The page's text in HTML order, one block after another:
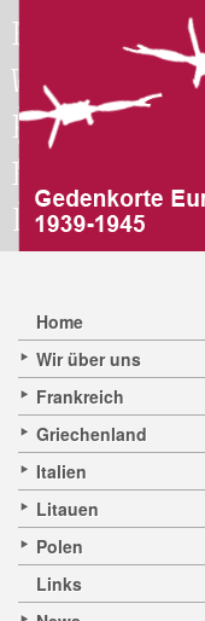
Home
Wir über uns
Frankreich
Griechenland
Italien
Litauen
Polen
Links